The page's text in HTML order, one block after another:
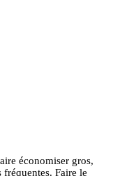
économiser gros,
Faire le